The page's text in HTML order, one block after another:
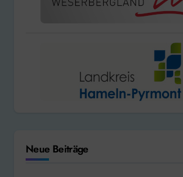
Neue Beiträge